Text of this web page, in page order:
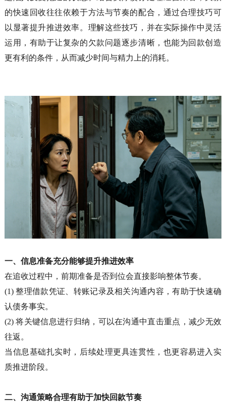
的快速回收往往依赖于方法与节奏的配合，通过合理技巧可
以显著提升推进效率。理解这些技巧，并在实际操作中灵活
运用，有助于让复杂的欠款问题逐步清晰，也能为回款创造
更有利的条件，从而减少时间与精力上的消耗。
一、信息准备充分能够提升推进效率
在追收过程中，前期准备是否到位会直接影响整体节奏。
(1)整理借款凭证、转账记录及相关沟通内容，有助于快速确
认债务事实。
(2)将关键信息进行归纳，可以在沟通中直击重点，减少无效
往返。
当信息基础扎实时，后续处理更具连贯性，也更容易进入实
质推进阶段。
二、沟通策略合理有助于加快回款节奏